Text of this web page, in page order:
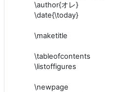
\author{オレ}
\date{\today}
\maketitle
\tableofcontents
\listoffigures
\newpage